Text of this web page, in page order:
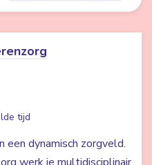
tijd
een dynamisch zorgveld.